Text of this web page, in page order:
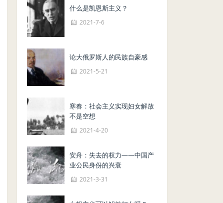
什么是凯恩斯主义？
2021-7-6
论大俄罗斯人的民族自豪感
2021-5-21
寒春：社会主义实现妇女解放
不是空想
2021-4-20
安舟：失去的权力——中国产
业公民身份的兴衰
2021-3-31